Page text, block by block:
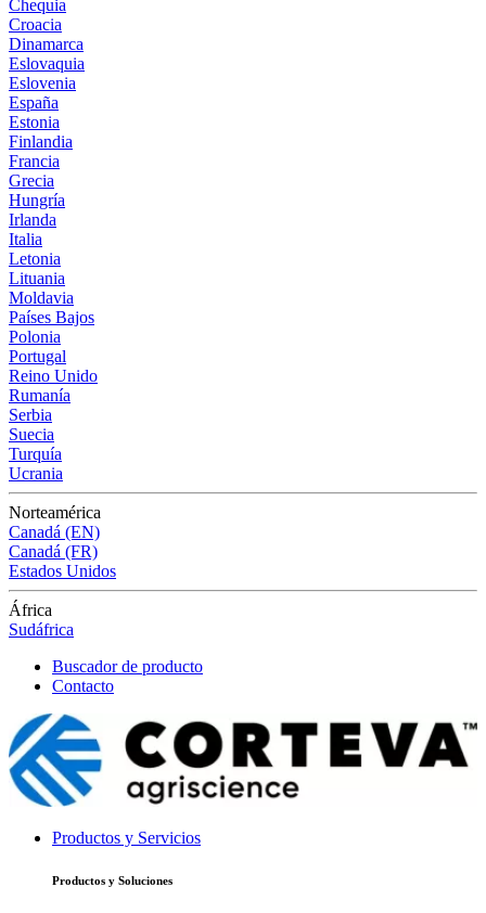
Chequia
Croacia
Dinamarca
Eslovaquia
Eslovenia
España
Estonia
Finlandia
Francia
Grecia
Hungría
Irlanda
Italia
Letonia
Lituania
Moldavia
Países Bajos
Polonia
Portugal
Reino Unido
Rumanía
Serbia
Suecia
Turquía
Ucrania
Norteamérica
Canadá (EN)
Canadá (FR)
Estados Unidos
África
Sudáfrica
Buscador de producto
Contacto
Productos y Servicios
Productos y Soluciones